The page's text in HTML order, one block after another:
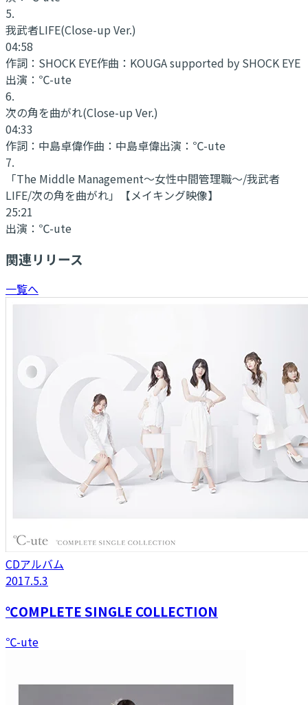
5.
我武者LIFE(Close-up Ver.)
04:58
作詞： SHOCK EYE作曲： KOUGA supported by SHOCK EYE
出演： ℃-ute
6.
次の角を曲がれ(Close-up Ver.)
04:33
作詞： 中島卓偉作曲： 中島卓偉出演： ℃-ute
7.
「The Middle Management〜女性中間管理職〜/我武者
LIFE/次の角を曲がれ」
【メイキング映像】
25:21
出演： ℃-ute
関連リリース
一覧へ
CDアルバム
2017.5.3
℃OMPLETE SINGLE COLLECTION
℃-ute